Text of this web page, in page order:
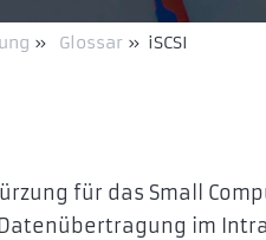
» Glossar » iSCSI
für das Small
im